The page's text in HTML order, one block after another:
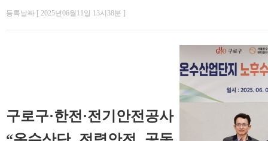
등록날짜 [ 2025년06월11일 13시38분 ]
구로구·한전·전기안전공사